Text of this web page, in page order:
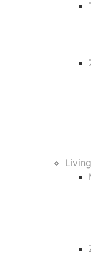
Living